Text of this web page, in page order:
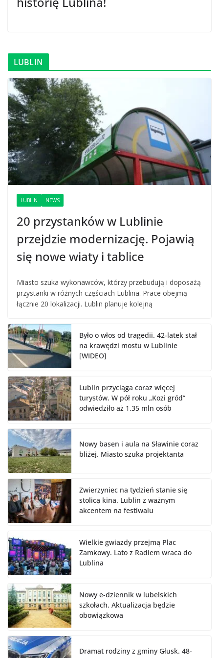
LUBLIN
LUBLIN NEWS
20 przystanków w Lublinie
przejdzie modernizację. Pojawią
się nowe wiaty i tablice
Miasto szuka wykonawców, którzy przebudują i doposażą
przystanki w różnych częściach Lublina. Prace obejmą
łącznie 20 lokalizacji. Lublin planuje kolejną
Było o włos od tragedii. 42-latek stał
na krawędzi mostu w Lublinie
[WIDEO]
Lublin przyciąga coraz więcej
turystów. W pół roku „Kozi gród”
odwiedziło aż 1,35 mln osób
Nowy basen i aula na Sławinie coraz
bliżej. Miasto szuka projektanta
Zwierzyniec na tydzień stanie się
stolicą kina. Lublin z ważnym
akcentem na festiwalu
Wielkie gwiazdy przejmą Plac
Zamkowy. Lato z Radiem wraca do
Lublina
Nowy e-dziennik w lubelskich
szkołach. Aktualizacja będzie
obowiązkowa
Dramat rodziny z gminy Głusk. 48-